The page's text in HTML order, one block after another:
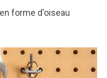
forme d'oiseau